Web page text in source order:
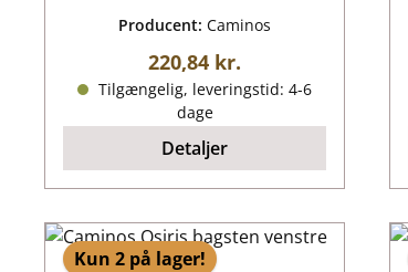
Producent:Caminos
Almindelig pris:
220,84 kr.
Tilgængelig, leveringstid: 4-6
dage
Detaljer
Kun 2 på lager!